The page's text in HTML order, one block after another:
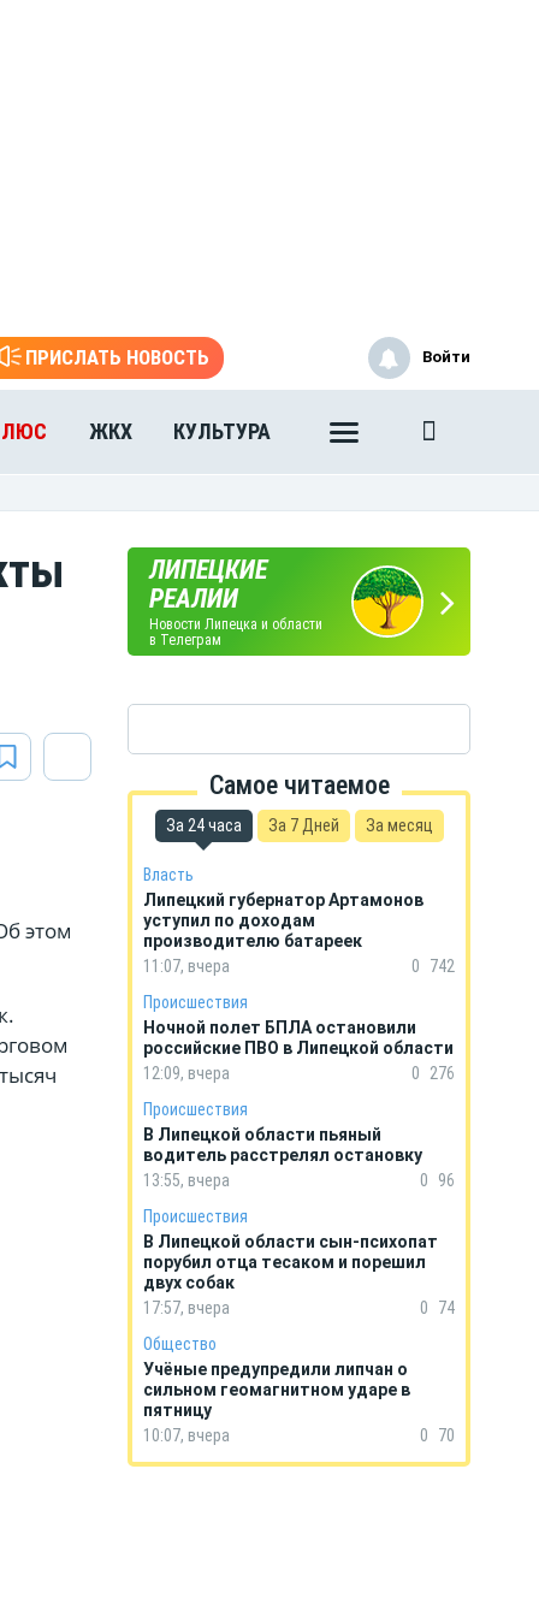
ПРИСЛАТЬ НОВОСТЬ
ЖКХ КУЛЬТУРА
Войти
этом
ЛИПЕЦКИЕ
РЕАЛИИ
Новости Липецка и области
в Телеграм
ГОРОСКОП
НА КАЖДЫЙ ДЕНЬ
ПОГОДА
В ЛИПЕЦКЕ
Самое читаемое
За 24 часа За 7 Дней За месяц
Власть
Липецкий губернатор Артамонов
уступил по доходам
производителю батареек
11:07, вчера
0
742
Происшествия
Ночной полет БПЛА остановили
российские ПВО в Липецкой области
12:09, вчера
0
276
Происшествия
В Липецкой области пьяный
водитель расстрелял остановку
13:55, вчера
0
96
Происшествия
В Липецкой области сын-психопат
порубил отца тесаком и порешил
двух собак
17:57, вчера
0
74
Общество
Учёные предупредили липчан о
сильном геомагнитном ударе в
пятницу
10:07, вчера
0 70